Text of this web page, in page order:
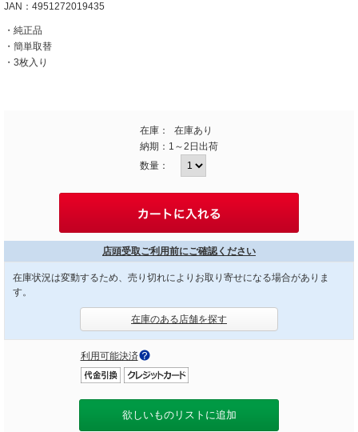
JAN：4951272019435
・純正品
・簡単取替
・3枚入り
在庫：
在庫あり
納期： 1～2日出荷
数量：
店頭受取ご利用前にご確認ください
在庫状況は変動するため、売り切れによりお取り寄せになる場合がありま
す。
在庫のある店舗を探す
利用可能決済
欲しいものリストに追加